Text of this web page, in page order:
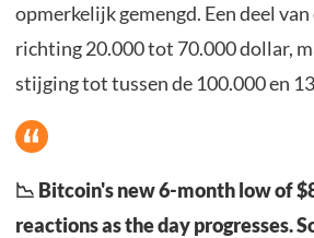
opmerkelijk gemengd. Een deel
richting 20.000 tot 70.000 dollar,
stijging tot tussen de 100.000 en
📉 Bitcoin's new 6-month low of
reactions as the day progresses.